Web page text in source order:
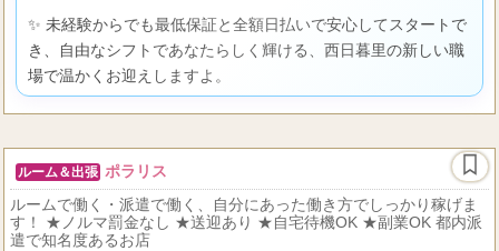
✨ 未経験からでも最低保証と全額日払いで安心してスタートで
き、自由なシフトであなたらしく輝ける、西日暮里の新しい職
場で温かくお迎えしますよ。
ルーム＆出張 ポラリス
ルームで働く・派遣で働く、自分にあった働き方でしっかり稼げま
す！ ★ノルマ罰金なし ★送迎あり ★自宅待機OK ★副業OK 都内派
遣で知名度あるお店